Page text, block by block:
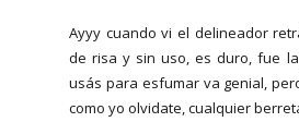
Ayyy cuando vi el delineador
de risa y sin uso, es duro, fue
usás para esfumar va genial,
como yo olvidate, cualquier